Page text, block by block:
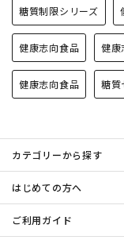
糖質制限シリーズ
健康志向食品 健康
健康志向食品 糖質
カテゴリーから探す
はじめての方へ
ご利用ガイド